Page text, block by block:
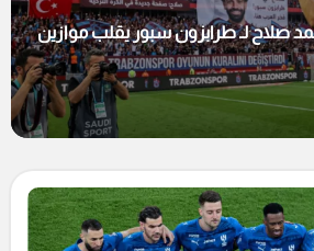
صلاح لـ طرابزون سبور يقلب موازين